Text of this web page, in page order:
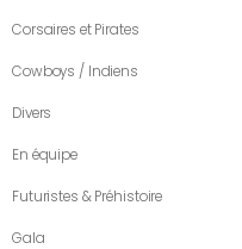
Corsaires et Pirates
Cowboys / Indiens
Divers
En équipe
Futuristes & Préhistoire
Gala